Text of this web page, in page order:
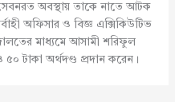
অবস্থায় তাকে নাতে আটক
অফিসার ও বিজ্ঞ এক্সিকিউটিভ
মাধ্যমে আসামী শরিফুল
৫০ টাকা অর্থদণ্ড প্রদান করেন।